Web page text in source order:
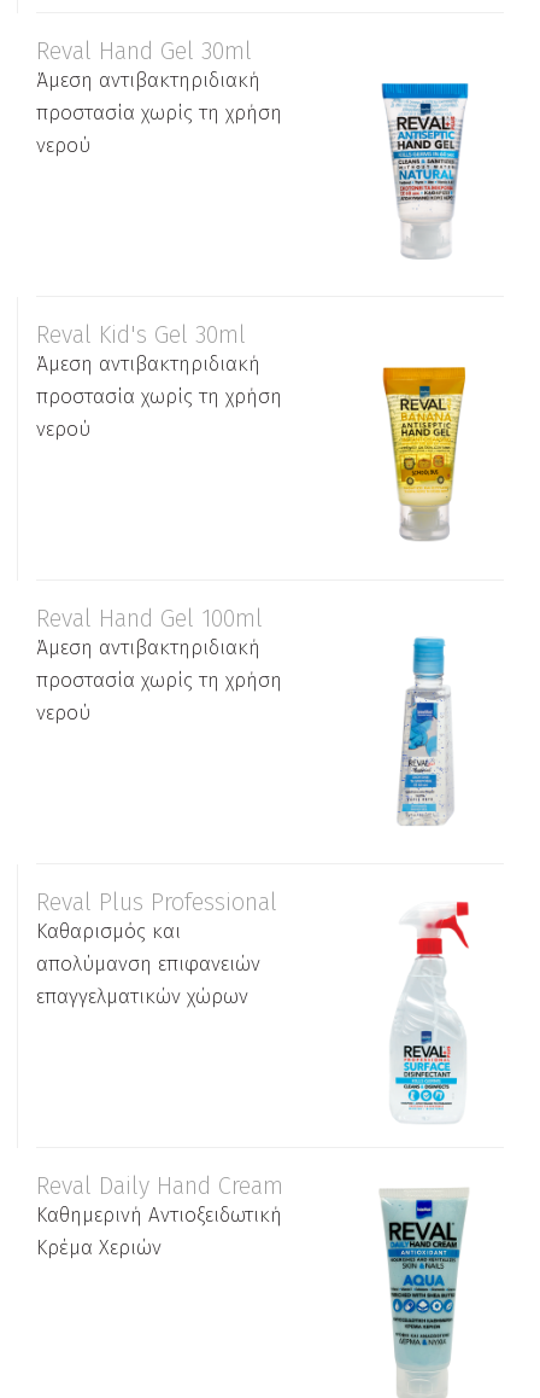
Reval Hand Gel 30ml
Άμεση αντιβακτηριδιακή
προστασία χωρίς τη χρήση
νερού
Reval Kid's Gel 30ml
Άμεση αντιβακτηριδιακή
προστασία χωρίς τη χρήση
νερού
Reval Hand Gel 100ml
Άμεση αντιβακτηριδιακή
προστασία χωρίς τη χρήση
νερού
Reval Plus Professional
Καθαρισμός και
απολύμανση επιφανειών
επαγγελματικών χώρων
Reval Daily Hand Cream
Καθημερινή Αντιοξειδωτική
Κρέμα Χεριών